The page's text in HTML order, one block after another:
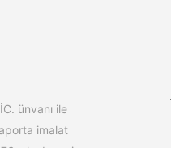
ünvanı ile
imalat